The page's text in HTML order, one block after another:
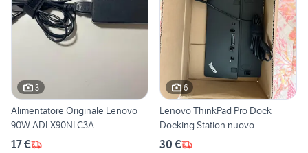
3
Alimentatore Originale Lenovo
90W ADLX90NLC3A
17 €
6
Lenovo ThinkPad Pro Dock
Docking Station nuovo
30 €